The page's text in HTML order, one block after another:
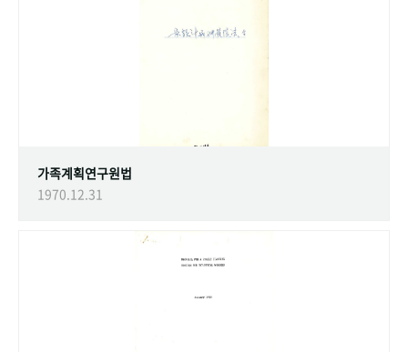
가족계획연구원법
1970.12.31